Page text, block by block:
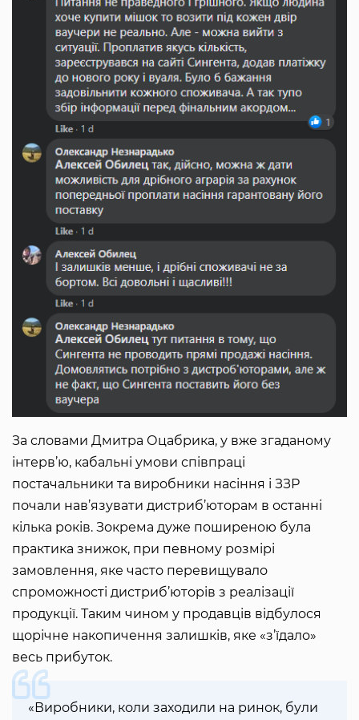
За словами Дмитра Оцабрика, у вже згаданому
інтерв’ю, кабальні умови співпраці
постачальники та виробники насіння і ЗЗР
почали нав’язувати дистриб’юторам в останні
кілька років. Зокрема дуже поширеною була
практика знижок, при певному розмірі
замовлення, яке часто перевищувало
спроможності дистриб’юторів з реалізації
продукції. Таким чином у продавців відбулося
щорічне накопичення залишків, яке «з’їдало»
весь прибуток.
«Виробники, коли заходили на ринок, були